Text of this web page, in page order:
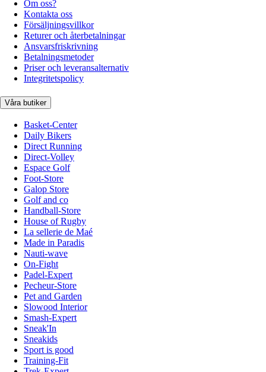
Om oss?
Kontakta oss
Försäljningsvillkor
Returer och återbetalningar
Ansvarsfriskrivning
Betalningsmetoder
Priser och leveransalternativ
Integritetspolicy
Våra butiker
Basket-Center
Daily Bikers
Direct Running
Direct-Volley
Espace Golf
Foot-Store
Galop Store
Golf and co
Handball-Store
House of Rugby
La sellerie de Maé
Made in Paradis
Nauti-wave
On-Fight
Padel-Expert
Pecheur-Store
Pet and Garden
Slowood Interior
Smash-Expert
Sneak'In
Sneakids
Sport is good
Training-Fit